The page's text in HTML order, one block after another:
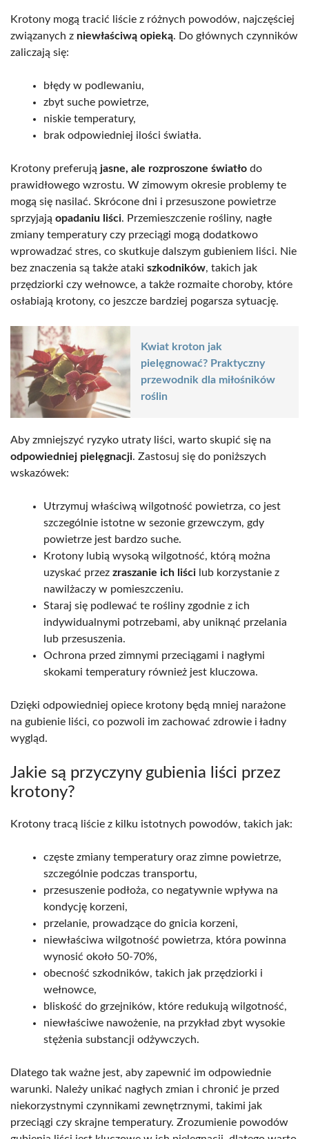
Krotony mogą tracić liście z różnych powodów, najczęściej
związanych z niewłaściwą opieką. Do głównych czynników
zaliczają się:
błędy w podlewaniu,
zbyt suche powietrze,
niskie temperatury,
brak odpowiedniej ilości światła.
Krotony preferują jasne, ale rozproszone światło do
prawidłowego wzrostu. W zimowym okresie problemy te
mogą się nasilać. Skrócone dni i przesuszone powietrze
sprzyjają opadaniu liści. Przemieszczenie rośliny, nagłe
zmiany temperatury czy przeciągi mogą dodatkowo
wprowadzać stres, co skutkuje dalszym gubieniem liści. Nie
bez znaczenia są także ataki szkodników, takich jak
przędziorki czy wełnowce, a także rozmaite choroby, które
osłabiają krotony, co jeszcze bardziej pogarsza sytuację.
Kwiat kroton jak
pielęgnować? Praktyczny
przewodnik dla miłośników
roślin
Aby zmniejszyć ryzyko utraty liści, warto skupić się na
odpowiedniej pielęgnacji. Zastosuj się do poniższych
wskazówek:
Utrzymuj właściwą wilgotność powietrza, co jest
szczególnie istotne w sezonie grzewczym, gdy
powietrze jest bardzo suche.
Krotony lubią wysoką wilgotność, którą można
uzyskać przez zraszanie ich liści lub korzystanie z
nawilżaczy w pomieszczeniu.
Staraj się podlewać te rośliny zgodnie z ich
indywidualnymi potrzebami, aby uniknąć przelania
lub przesuszenia.
Ochrona przed zimnymi przeciągami i nagłymi
skokami temperatury również jest kluczowa.
Dzięki odpowiedniej opiece krotony będą mniej narażone
na gubienie liści, co pozwoli im zachować zdrowie i ładny
wygląd.
Jakie są przyczyny gubienia liści przez
krotony?
Krotony tracą liście z kilku istotnych powodów, takich jak:
częste zmiany temperatury oraz zimne powietrze,
szczególnie podczas transportu,
przesuszenie podłoża, co negatywnie wpływa na
kondycję korzeni,
przelanie, prowadzące do gnicia korzeni,
niewłaściwa wilgotność powietrza, która powinna
wynosić około 50-70%,
obecność szkodników, takich jak przędziorki i
wełnowce,
bliskość do grzejników, które redukują wilgotność,
niewłaściwe nawożenie, na przykład zbyt wysokie
stężenia substancji odżywczych.
Dlatego tak ważne jest, aby zapewnić im odpowiednie
warunki. Należy unikać nagłych zmian i chronić je przed
niekorzystnymi czynnikami zewnętrznymi, takimi jak
przeciągi czy skrajne temperatury. Zrozumienie powodów